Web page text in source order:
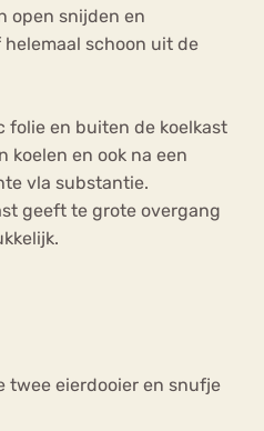
open snijden en
schoon uit de
folie en buiten de koelkast
koelen en ook na een
vla substantie.
geeft te grote overgang
twee eierdooier en snufje